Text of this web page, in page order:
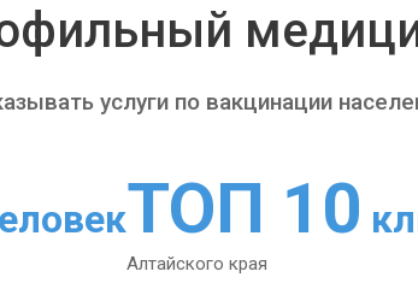
услуги по вакцинации
ТОП 10
Алтайского края